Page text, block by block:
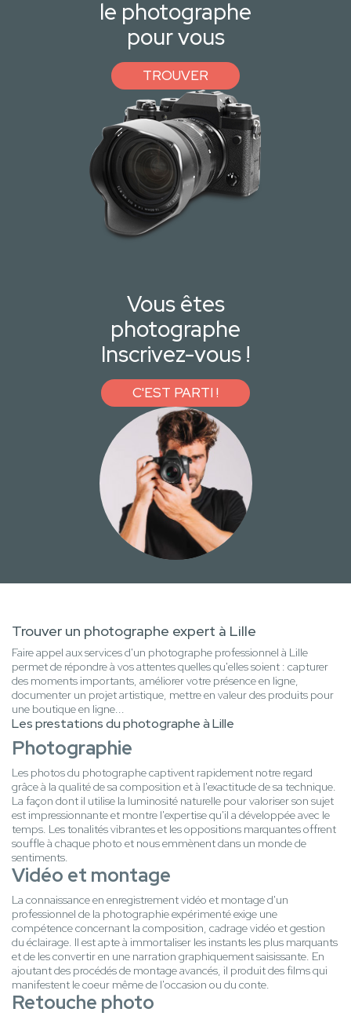
le photographe
pour vous
TROUVER
Vous êtes
photographe
Inscrivez-vous !
C'EST PARTI !
Trouver un photographe expert à Lille
Faire appel aux services d'un photographe professionnel à Lille
permet de répondre à vos attentes quelles qu'elles soient : capturer
des moments importants, améliorer votre présence en ligne,
documenter un projet artistique, mettre en valeur des produits pour
une boutique en ligne...
Les prestations du photographe à Lille
Photographie
Les photos du photographe captivent rapidement notre regard
grâce à la qualité de sa composition et à l'exactitude de sa technique.
La façon dont il utilise la luminosité naturelle pour valoriser son sujet
est impressionnante et montre l'expertise qu'il a développée avec le
temps. Les tonalités vibrantes et les oppositions marquantes offrent
souffle à chaque photo et nous emmènent dans un monde de
sentiments.
Vidéo et montage
La connaissance en enregistrement vidéo et montage d'un
professionnel de la photographie expérimenté exige une
compétence concernant la composition, cadrage vidéo et gestion
du éclairage. Il est apte à immortaliser les instants les plus marquants
et de les convertir en une narration graphiquement saisissante. En
ajoutant des procédés de montage avancés, il produit des films qui
manifestent le coeur même de l'occasion ou du conte.
Retouche photo